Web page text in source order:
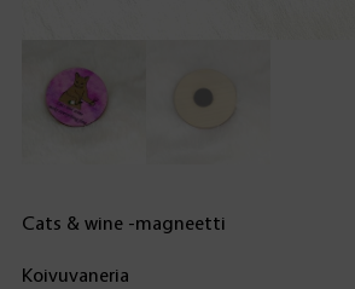
Cats & wine -magneetti
Koivuvaneria